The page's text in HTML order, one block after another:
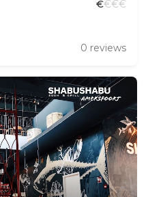
€€€€
0 reviews